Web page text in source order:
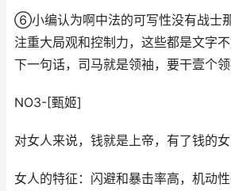
⑥小编认为啊中法的可写性没有战士
注重大局观和控制力，这些都是文字
下一句话，司马就是领袖，要干壹个领
NO3-[甄姬]
对女人来说，钱就是上帝，有了钱的女
女人的特征：闪避和暴击率高，机动